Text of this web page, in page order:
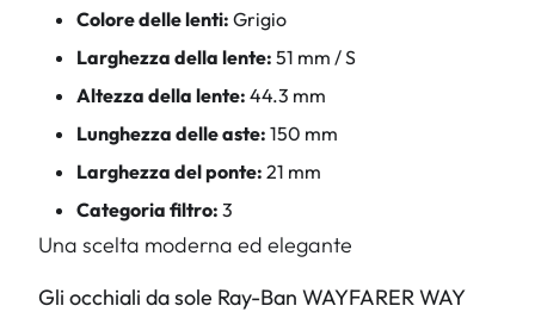
Colore delle lenti: Grigio
Larghezza della lente: 51 mm / S
Altezza della lente: 44.3 mm
Lunghezza delle aste: 150 mm
Larghezza del ponte: 21 mm
Categoria filtro: 3
Una scelta moderna ed elegante
Gli occhiali da sole Ray-Ban WAYFARER WAY